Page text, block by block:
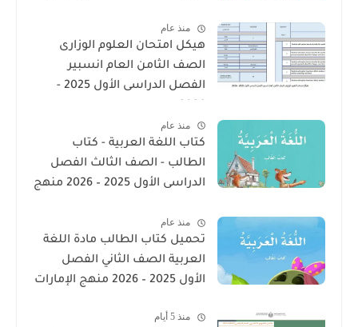
منذ عام
هيكل امتحان العلوم الوزارى
الصف الثامن العام انسبير
الفصل الدراسى الأول 2025 -
منذ عام
كتاب اللغة العربية - كتاب
الطالب - الصف الثالث الفصل
الدراسى الأول 2025 – 2026 منهج
منذ عام
تحميل كتاب الطالب مادة اللغة
العربية الصف الثاني الفصل
الأول 2025 – 2026 منهج الإمارات
منذ 5 أيام